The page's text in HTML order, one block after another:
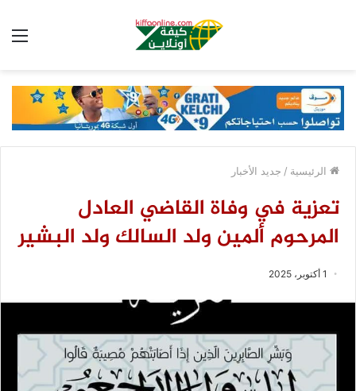
الرئيسية / جديد الأخبار
تعزية في وفاة القاضي العادل
المرحوم ألمين ولد السالك ولد البشير
1 أكتوبر، 2025